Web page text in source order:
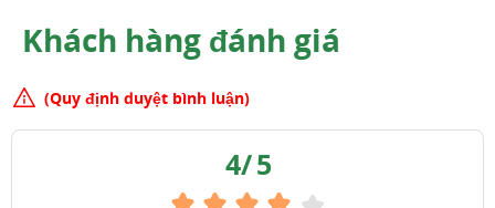
Khách hàng đánh giá
(Quy định duyệt bình luận)
4/5